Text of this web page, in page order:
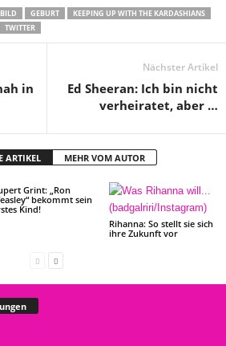
GEBURT
KEEPING UP WITH THE KARDASHIANS
TWITTER
in
Nächster Artikel
Ed Sheeran: Ich bin nicht
verheiratet, aber …
ARTIKEL MEHR VOM AUTOR
Grint: „Ron
bekommt sein
Kind!
Rihanna: So stellt sie sich
ihre Zukunft vor